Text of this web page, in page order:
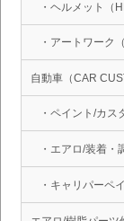
・ヘルメット（
・アートワーク
自動車（CAR
・ペイント/カス
・エアロ/装着・
・キャリパーペ